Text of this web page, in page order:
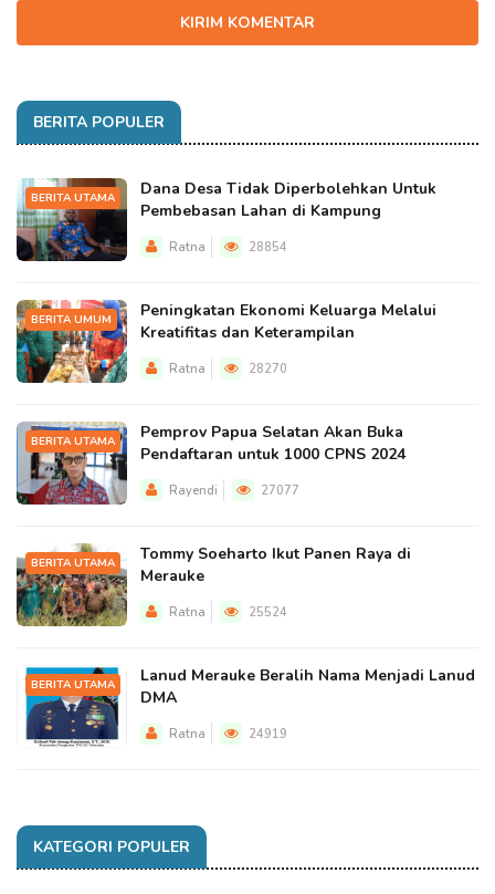
KIRIM KOMENTAR
BERITA POPULER
BERITA UTAMA
Dana Desa Tidak Diperbolehkan Untuk
Pembebasan Lahan di Kampung
Ratna 28854
BERITA UMUM
Peningkatan Ekonomi Keluarga Melalui
Kreatifitas dan Keterampilan
Ratna 28270
BERITA UTAMA
Pemprov Papua Selatan Akan Buka
Pendaftaran untuk 1000 CPNS 2024
Rayendi 27077
BERITA UTAMA
Tommy Soeharto Ikut Panen Raya di
Merauke
Ratna 25524
BERITA UTAMA
Lanud Merauke Beralih Nama Menjadi Lanud
DMA
Ratna 24919
KATEGORI POPULER